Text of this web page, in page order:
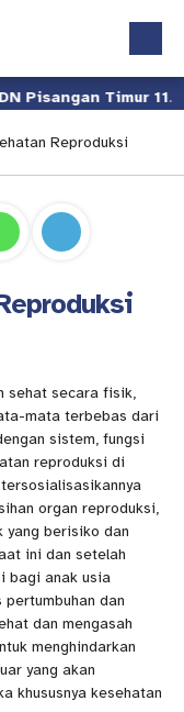
Pisangan Timur 11 .
Reproduksi
sehat secara fisik,
mata terbebas dari
sistem, fungsi
reproduksi di
organ reproduksi,
yang berisiko dan
ini dan setelah
bagi anak usia
dan
dan mengasah
menghindarkan
yang akan
khususnya kesehatan